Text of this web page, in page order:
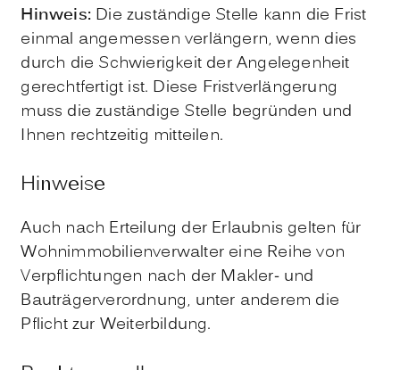
Hinweis: Die zuständige Stelle kann die Frist
einmal angemessen verlängern, wenn dies
durch die Schwierigkeit der Angelegenheit
gerechtfertigt ist. Diese Fristverlängerung
muss die zuständige Stelle begründen und
Ihnen rechtzeitig mitteilen.
Hinweise
Auch nach Erteilung der Erlaubnis gelten für
Wohnimmobilienverwalter eine Reihe von
Verpflichtungen nach der Makler- und
Bauträgerverordnung, unter anderem die
Pflicht zur Weiterbildung.